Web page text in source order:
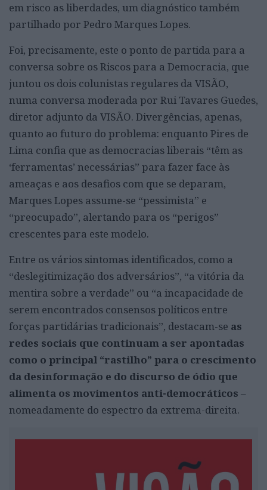
em risco as liberdades, um diagnóstico também
partilhado por Pedro Marques Lopes.
Foi, precisamente, este o ponto de partida para a
conversa sobre os Riscos para a Democracia, que
juntou os dois colunistas regulares da VISÃO,
numa conversa moderada por Rui Tavares Guedes,
diretor adjunto da VISÃO. Divergências, apenas,
quanto ao futuro do problema: enquanto Pires de
Lima confia que as democracias liberais “têm as
‘ferramentas’ necessárias” para fazer face às
ameaças e aos desafios com que se deparam,
Marques Lopes assume-se “pessimista” e
“preocupado”, alertando para os “perigos”
crescentes para este modelo.
Entre os vários sintomas identificados, como a
“deslegitimização dos adversários”, “a vitória da
mentira sobre a verdade” ou “a incapacidade de
serem encontrados consensos políticos entre
forças partidárias tradicionais”, destacam-se as
redes sociais que continuam a ser apontadas
como o principal “rastilho” para o crescimento
da desinformação e do discurso de ódio que
alimenta os movimentos anti-democráticos –
nomeadamente do espectro da extrema-direita.